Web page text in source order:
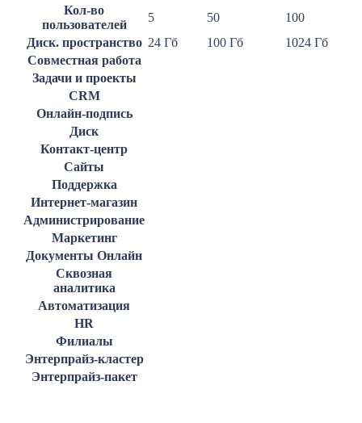
Кол-во
пользователей
5 50
100
Диск. пространство 24 Гб 100 Гб
1024 Гб
Совместная работа
Задачи и проекты
CRM
Онлайн-подпись
Диск
Контакт-центр
Сайты
Поддержка
Интернет-магазин
Администрирование
Маркетинг
Документы Онлайн
Сквозная
аналитика
Автоматизация
HR
Филиалы
Энтерпрайз-кластер
Энтерпрайз-пакет